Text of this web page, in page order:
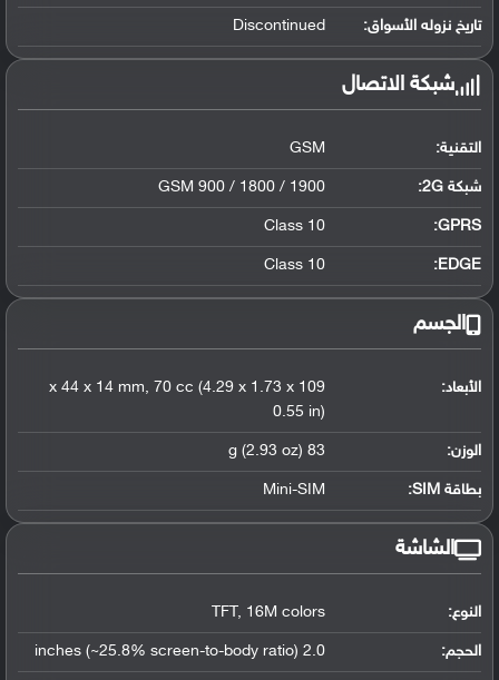
تاريخ نزوله الأسواق: Discontinued
شبكة الاتصال
التقنية: GSM
شبكة 2G: GSM 900 / 1800 / 1900
GPRS:
Class 10
EDGE:
Class 10
الجسم
الأبعاد:
109 x 44 x 14 mm, 70 cc (4.29 x 1.73 x
0.55 in)
الوزن: 83 g (2.93 oz)
بطاقة SIM: Mini-SIM
الشاشة
النوع: TFT, 16M colors
الحجم: 2.0 inches (~25.8% screen-to-body ratio)